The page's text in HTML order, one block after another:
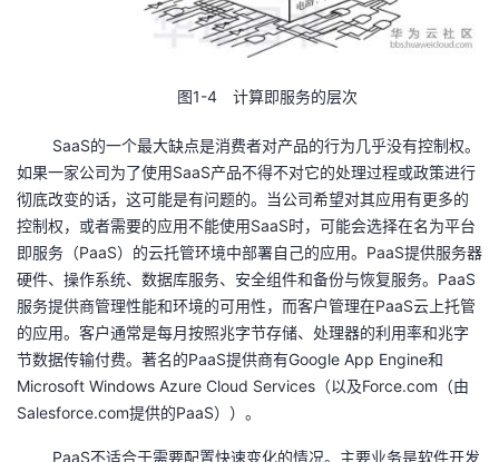
图1-4 计算即服务的层次
SaaS的一个最大缺点是消费者对产品的行为几乎没有控制权。
如果一家公司为了使用SaaS产品不得不对它的处理过程或政策进行
彻底改变的话，这可能是有问题的。当公司希望对其应用有更多的
控制权，或者需要的应用不能使用SaaS时，可能会选择在名为平台
即服务（PaaS）的云托管环境中部署自己的应用。PaaS提供服务器
硬件、操作系统、数据库服务、安全组件和备份与恢复服务。PaaS
服务提供商管理性能和环境的可用性，而客户管理在PaaS云上托管
的应用。客户通常是每月按照兆字节存储、处理器的利用率和兆字
节数据传输付费。著名的PaaS提供商有Google App Engine和
Microsoft Windows Azure Cloud Services（以及Force.com（由
Salesforce.com提供的PaaS））。
PaaS不适合于需要配置快速变化的情况。主要业务是软件开发